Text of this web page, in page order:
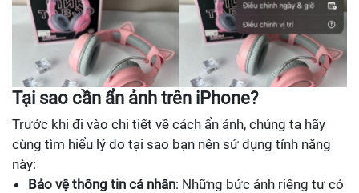
Tại sao cần ẩn ảnh trên iPhone?
Trước khi đi vào chi tiết về cách ẩn ảnh, chúng ta hãy
cùng tìm hiểu lý do tại sao bạn nên sử dụng tính năng
này:
Bảo vệ thông tin cá nhân: Những bức ảnh riêng tư có